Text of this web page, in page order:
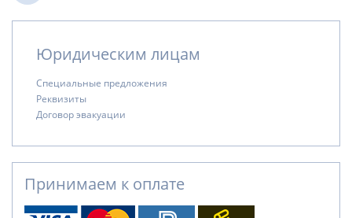
Юридическим лицам
Специальные предложения
Реквизиты
Договор эвакуации
Принимаем к оплате